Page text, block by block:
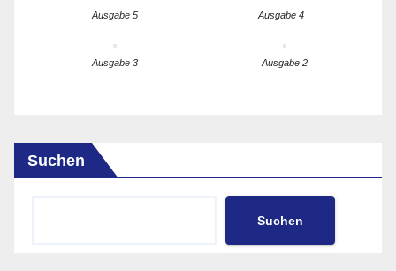
Ausgabe 5 Ausgabe 4
Ausgabe 3 Ausgabe 2
Suchen
Suchen